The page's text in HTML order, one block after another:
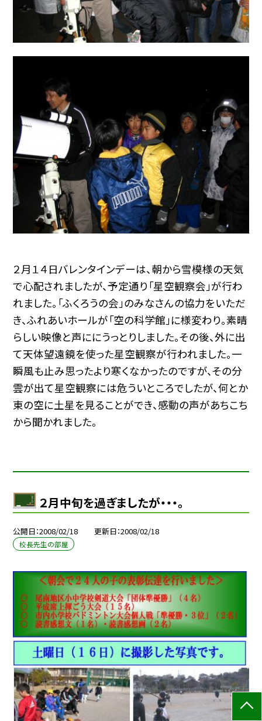
２月１４日バレンタインデーは、朝から雪模様の天気
で心配されましたが、予定通り「星空観察会」が行わ
れました。「ふくろうの会」のみなさんの協力をいただ
き、ふれあいホールが「空の科学館」に様変わり。素晴
らしい映像と声ににうっとりしました。その後、外に出
て天体望遠鏡を使った星空観察が行われました。一
瞬風も止み思ったより寒くなかったのですが、その分
雲が出て星空観察には危ういところでしたが、何とか
東の空に土星を見ることができ、感動の声があちこち
から聞かれました。
２月中旬を過ぎましたが・・・。
公開日 2008/02/18 更新日 2008/02/18
校長先生の部屋